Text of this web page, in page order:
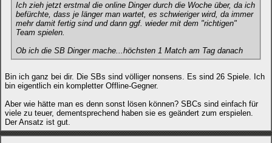
Ich zieh jetzt erstmal die online Dinger durch die Woche über, da ich
befürchte, dass je länger man wartet, es schwieriger wird, da immer
mehr damit fertig sind und dann ggf. wieder mit dem "richtigen"
Team spielen.
Ob ich die SB Dinger mache...höchsten 1 Match am Tag danach
Bin ich ganz bei dir. Die SBs sind völliger nonsens. Es sind 26 Spiele. Ich
bin eigentlich ein kompletter Offline-Gegner.
Aber wie hätte man es denn sonst lösen können? SBCs sind einfach für
viele zu teuer, dementsprechend haben sie es geändert zum erspielen.
Der Ansatz ist gut.